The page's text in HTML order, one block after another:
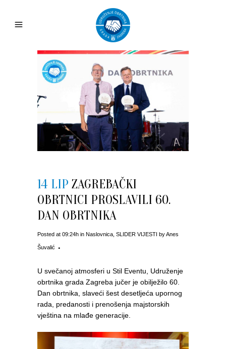
14 LIP ZAGREBAČKI
OBRTNICI PROSLAVILI 60.
DAN OBRTNIKA
Posted at 09:24h in Naslovnica SLIDER VIJESTI byAnes
Šuvalić
U svečanoj atmosferi u Stil Eventu, Udruženje
obrtnika grada Zagreba jučer je obilježilo 60.
Dan obrtnika, slaveći šest desetljeća upornog
rada, predanosti i prenošenja majstorskih
vještina na mlađe generacije.